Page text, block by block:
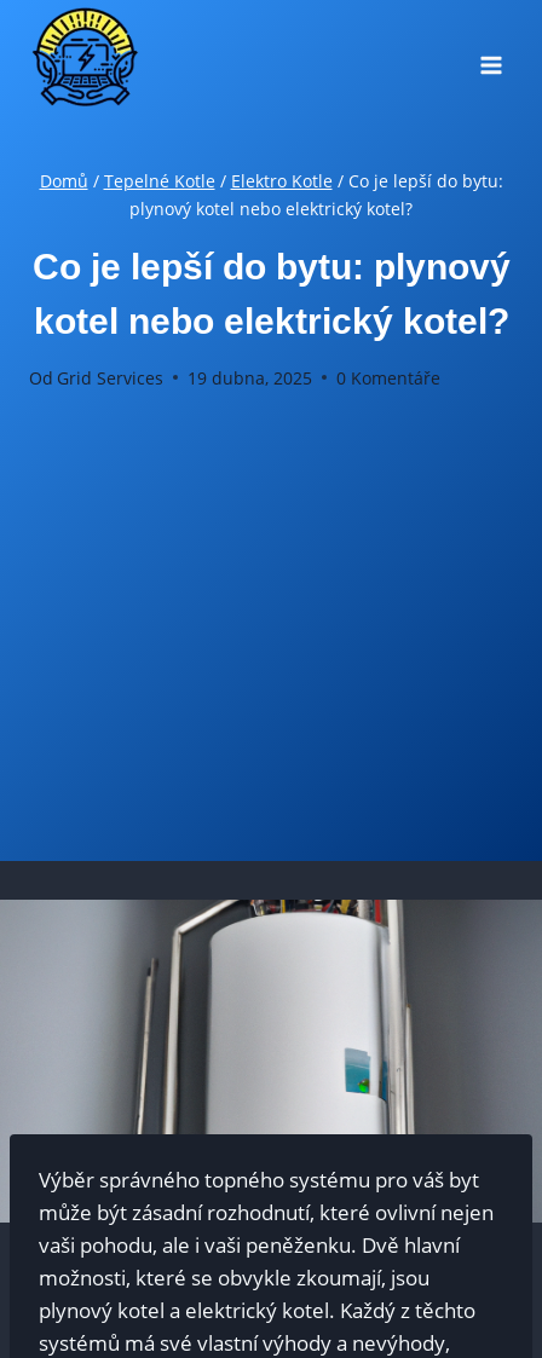
Přeskočit
obsah
Domů / Tepelné Kotle / Elektro Kotle / Co je lepší do bytu:
plynový kotel nebo elektrický kotel?
Co je lepší do bytu: plynový
kotel nebo elektrický kotel?
Od Grid Services 19 dubna, 2025 0 Komentáře
Výběr správného topného systému pro váš byt
může být zásadní rozhodnutí, které ovlivní nejen
vaši pohodu, ale i vaši peněženku. Dvě hlavní
možnosti, které se obvykle zkoumají, jsou
plynový kotel a elektrický kotel. Každý z těchto
systémů má své vlastní výhody a nevýhody,